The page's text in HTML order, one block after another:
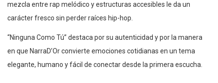
mezcla entre rap melódico y estructuras accesibles le da un
carácter fresco sin perder raíces hip-hop.
“Ninguna Como Tú” destaca por su autenticidad y por la manera
en que NarraD’Or convierte emociones cotidianas en un tema
elegante, humano y fácil de conectar desde la primera escucha.